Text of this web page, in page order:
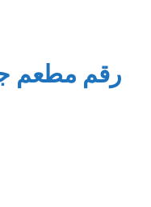
رقم مطعم